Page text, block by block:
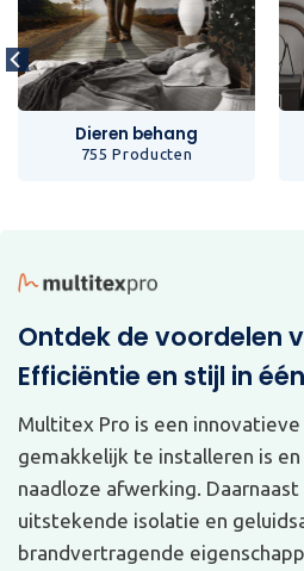
Dieren behang
755 Producten
Ontdek de voordelen
Efficiëntie en stijl in
Multitex Pro is een
gemakkelijk te installeren is
naadloze afwerking.
uitstekende isolatie en
brandvertragende